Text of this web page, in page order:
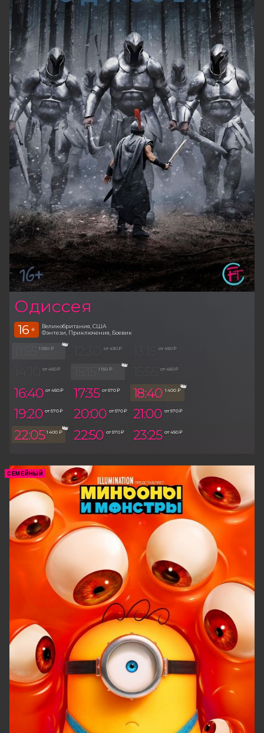
Одиссея
16 +
Великобритания, США
Фэнтези, Приключения, Боевик
1 050 ₽ от 430 ₽ от 450 ₽
от 450 ₽ 1 150 ₽ от 450 ₽
16:40 от 450 ₽ 17:35 от 570 ₽ 18:40 1 400 ₽
19:20 от 570 ₽ 20:00 от 570 ₽ 21:00 от 570 ₽
22:05 1 400 ₽ 22:50 от 570 ₽ 23:25 от 450 ₽
СЕМЕЙНЫЙ